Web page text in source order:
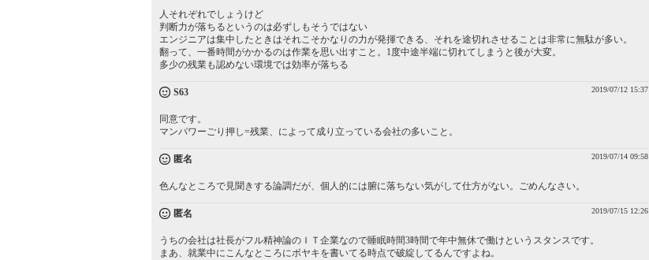
人それぞれでしょうけど
判断力が落ちるというのは必ずしもそうではない
エンジニアは集中したときはそれこそかなりの力が発揮できる、それを途切れさせることは非常に無駄が多い。
翻って、一番時間がかかるのは作業を思い出すこと。1度中途半端に切れてしまうと後が大変。
多少の残業も認めない環境では効率が落ちる
S63 2019/07/12 15:37
同意です。
マンパワーごり押し=残業、によって成り立っている会社の多いこと。
匿名 2019/07/14 09:58
色んなところで見聞きする論調だが、個人的には腑に落ちない気がして仕方がない。ごめんなさい。
匿名 2019/07/15 12:26
うちの会社は社長がフル精神論のＩＴ企業なので睡眠時間3時間で年中無休で働けというスタンスです。
まあ、就業中にこんなところにボヤキを書いてる時点で破綻してるんですよね。